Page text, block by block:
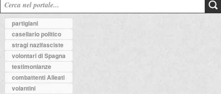
partigiani
casellario politico
stragi nazifasciste
volontari di Spagna
testimonianze
combattenti Alleati
volantini